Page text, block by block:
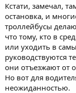
Кстати, замечал,
остановка, и
троллейбусы
что тому, кто в
или уходить в
руководствуются
они отъезжают от
Но вот для
неожиданностью.